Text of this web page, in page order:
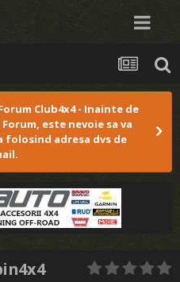
Club4x4 - Inainte de
este nevoie sa va
folosind adresa dvs de